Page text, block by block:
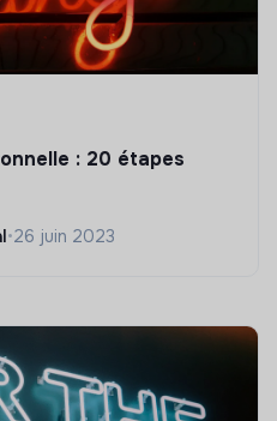
: 20 étapes
•26 juin 2023